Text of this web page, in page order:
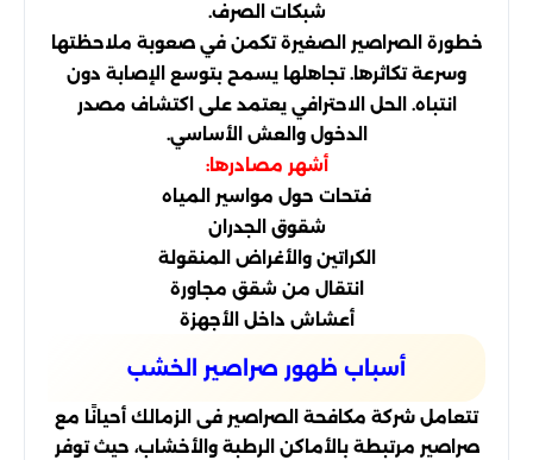
شبكات الصرف.
خطورة الصراصير الصغيرة تكمن في صعوبة ملاحظتها
وسرعة تكاثرها. تجاهلها يسمح بتوسع الإصابة دون
انتباه. الحل الاحترافي يعتمد على اكتشاف مصدر
الدخول والعش الأساسي.
أشهر مصادرها:
فتحات حول مواسير المياه
شقوق الجدران
الكراتين والأغراض المنقولة
انتقال من شقق مجاورة
أعشاش داخل الأجهزة
أسباب ظهور صراصير الخشب
تتعامل شركة مكافحة الصراصير فى الزمالك أحيانًا مع
صراصير مرتبطة بالأماكن الرطبة والأخشاب، حيث توفر